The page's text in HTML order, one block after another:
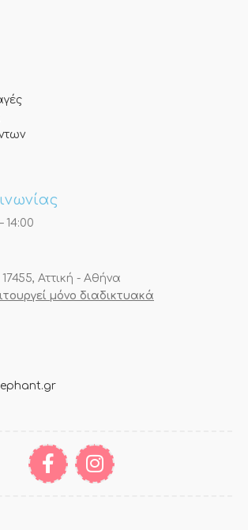
14:00
Αττική - Αθήνα
μόνο διαδικτυακά